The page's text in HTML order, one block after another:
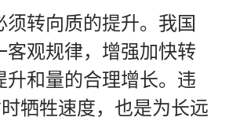
转向质的提升。我国
观规律，增强加快转
和量的合理增长。违
牺牲速度，也是为长远